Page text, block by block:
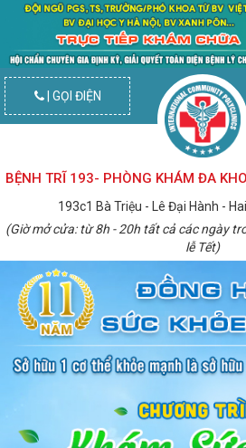
| GỌI ĐIỆN
BỆNH TRĨ 193- PHÒNG KHÁM ĐA
193c1 Bà Triệu - Lê Đại Hành -
(Giờ mở cửa: từ 8h - 20h tất cả các ngày
lễ Tết)